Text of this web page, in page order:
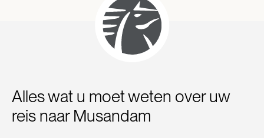
Alles wat u moet weten over uw
reis naar Musandam